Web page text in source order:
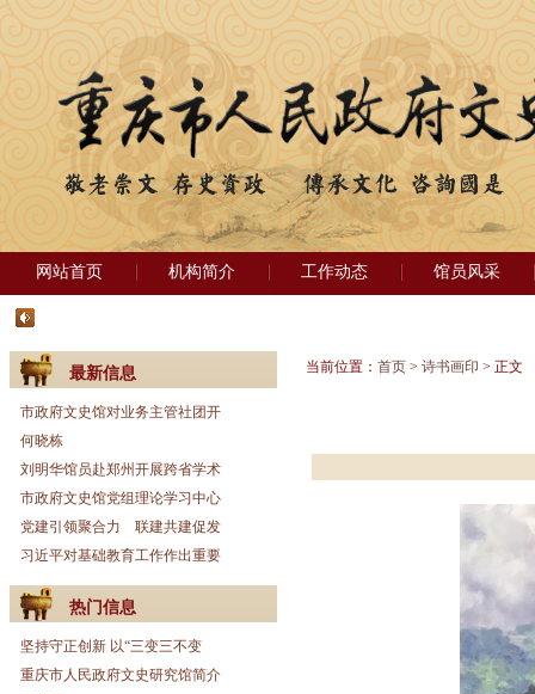
网站首页 机构简介 工作动态 馆员风采
最新信息
市政府文史馆对业务主管社团开
何晓栋
刘明华馆员赴郑州开展跨省学术
市政府文史馆党组理论学习中心
党建引领聚合力 联建共建促发
习近平对基础教育工作作出重要
热门信息
坚持守正创新 以“三变三不变
重庆市人民政府文史研究馆简介
当前位置： 首页 > 诗书画印 > 正文